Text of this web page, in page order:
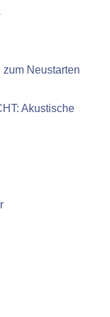
Neustarten
Akustische